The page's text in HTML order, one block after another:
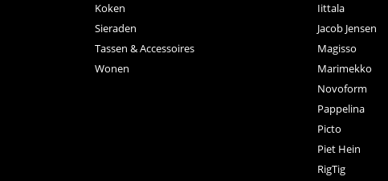
Koken
Sieraden
Tassen & Accessoires
Wonen
Iittala
Jacob Jensen
Magisso
Marimekko
Novoform
Pappelina
Picto
Piet Hein
RigTig